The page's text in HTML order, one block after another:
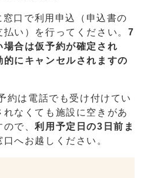
口で利用申込（申込書の
い）を行ってください。 7
場合は仮予約が確定され
にキャンセルされますの
約は電話でも受け付けてい
なくても施設に空きがあ
ので、利用予定日の3日前ま
へお越しください。